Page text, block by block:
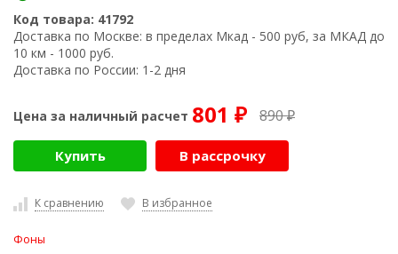
Код товара: 41792
Доставка по Москве: в пределах Мкад - 500 руб, за МКАД до
10 км - 1000 руб.
Доставка по России: 1-2 дня
Цена за наличный расчет 801 ₽ 890₽
Купить В рассрочку
К сравнению В избранное
Фоны